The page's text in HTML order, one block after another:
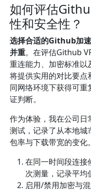
如何评估
性和安全性？
选择合适的Github加
并重。在评估Github
重连能力、加密标准以
将提供实用的对比要点
同网络环境下获得可
证判断。
作为体验，我在公司日
测试，记录了从本地
包率与下载带宽的变化
在同一时间段连接
次测量，记录平均
启用/禁用加密与